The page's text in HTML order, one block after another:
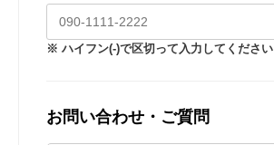
※ ハイフン(-)で区切って入力してください
お問い合わせ・ご質問